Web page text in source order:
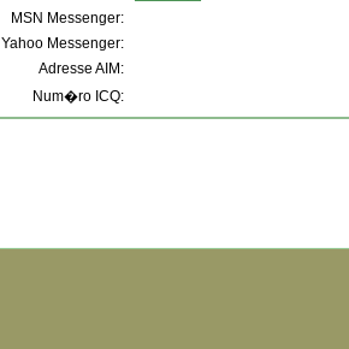
MSN Messenger:
Yahoo Messenger:
Adresse AIM:
Num�ro ICQ: